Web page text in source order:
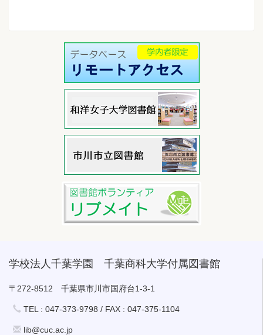
学校法人千葉学園 千葉商科大学付属図書館
〒272-8512 千葉県市川市国府台1-3-1
TEL : 047-373-9798 / FAX : 047-375-1104
lib@cuc.ac.jp